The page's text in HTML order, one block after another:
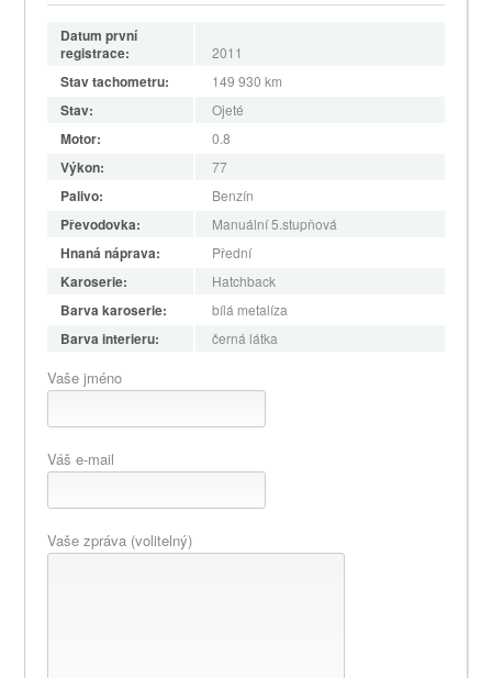
Datum první
registrace:
2011
Stav tachometru: 149 930 km
Stav: Ojeté
Motor: 0.8
Výkon: 77
Palivo: Benzín
Převodovka: Manuální 5.stupňová
Hnaná náprava: Přední
Karoserie: Hatchback
Barva karoserie: bílá metalíza
Barva interieru: černá látka
Vaše jméno
Váš e-mail
Vaše zpráva (volitelný)